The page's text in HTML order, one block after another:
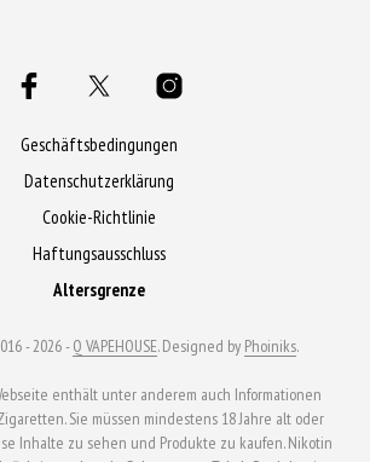
Geschäftsbedingungen
Datenschutzerklärung
Cookie-Richtlinie
Haftungsausschluss
Altersgrenze
- 2026 -Q VAPEHOUSE. Designed by Phoiniks.
enthält unter anderem auch Informationen
Sie müssen mindestens 18 Jahre alt oder
Inhalte zu sehen und Produkte zu kaufen. Nikotin